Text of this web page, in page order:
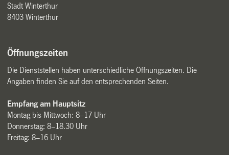
Stadt Winterthur
8403 Winterthur
Öffnungszeiten
Die Dienststellen haben unterschiedliche Öffnungszeiten. Die
Angaben finden Sie auf den entsprechenden Seiten.
Empfang am Hauptsitz
Montag bis Mittwoch: 8–17 Uhr
Donnerstag: 8–18.30 Uhr
Freitag: 8–16 Uhr